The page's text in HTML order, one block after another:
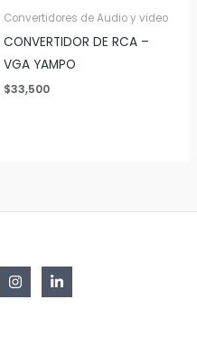
Convertidores de Audio y video
CONVERTIDOR DE RCA –
VGA YAMPO
$33,500